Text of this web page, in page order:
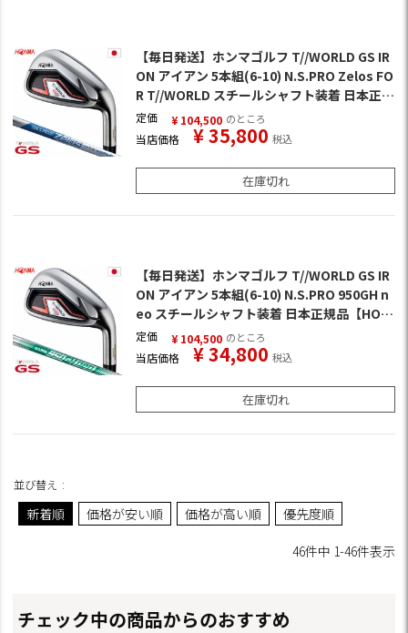
【毎日発送】ホンマゴルフ T//WORLD GS IR
ON アイアン 5本組(6-10) N.S.PRO Zelos FO
R T//WORLD スチールシャフト装着 日本正規
品【HONMA GS】
定価 ¥ 104,500 のところ
当店価格 ¥35,800 税込
在庫切れ
【毎日発送】ホンマゴルフ T//WORLD GS IR
ON アイアン 5本組(6-10) N.S.PRO 950GH n
eo スチールシャフト装着 日本正規品【HON
MA GS】
定価 ¥ 104,500 のところ
当店価格 ¥34,800 税込
在庫切れ
並び替え
新着順 価格が安い順 価格が高い順 優先度順
46件中 1-46件表示
チェック中の商品からのおすすめ